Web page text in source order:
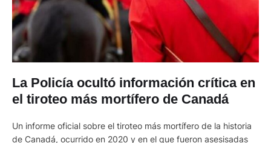
La Policía ocultó información crítica en
el tiroteo más mortífero de Canadá
Un informe oficial sobre el tiroteo más mortífero de la historia
de Canadá, ocurrido en 2020 y en el que fueron asesisadas